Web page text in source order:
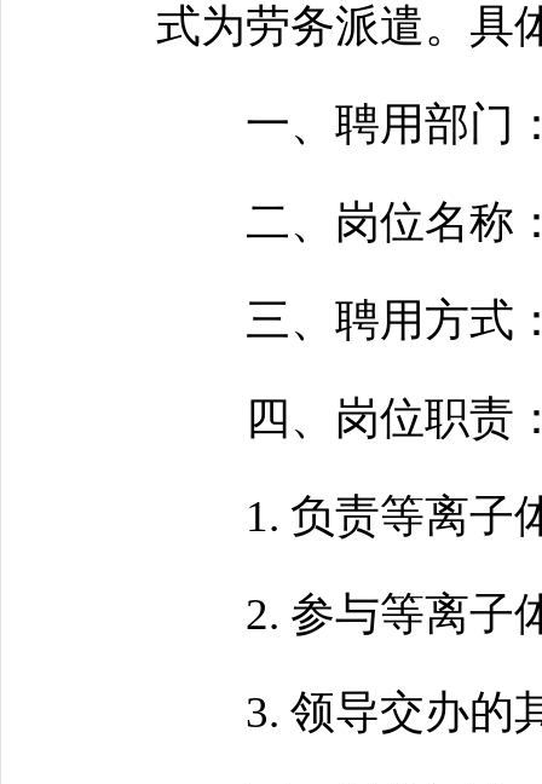
式为劳务派遣。具
一、聘用部门：
二、岗位名称：
三、聘用方式
四、岗位职责
1. 负责等离子体
2. 参与等离子体
3. 领导交办的